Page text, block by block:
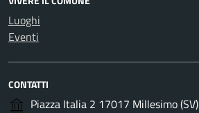
Luoghi
Eventi
CONTATTI
Piazza Italia 2 17017 Millesimo (SV)